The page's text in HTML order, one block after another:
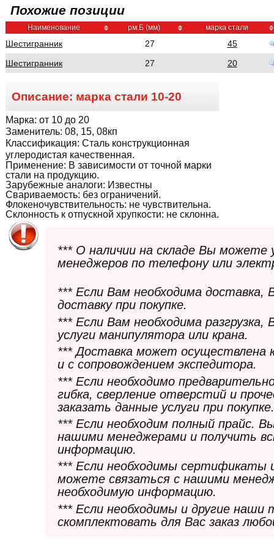
Похожие позиции
Наименование рм.Б (мм) марка стали
Шестигранник 27
45
Шестигранник
27 20
Описание: марка стали 10-20
Марка: от 10 до 20
Заменитель: 08, 15, 08кп
Классификация: Сталь конструкционная
углеродистая качественная.
Применение: В зависимости от точной марки
стали на продукцию.
Зарубежные аналоги: Известны
Свариваемость: без ограничений.
Флокеночувствительность: не чувствительна.
Склонность к отпускной хрупкости: не склонна.
*** О наличии на складе Вы можете
менеджеров по телефону или
*** Если Вам необходима
доставку при покупке.
*** Если Вам необходима
услуги манипулятора или крана.
*** Доставка может осуществлена
и с сопровождением экспедитора.
*** Если необходимо
гибка, сверление отверстий и
заказать данные услуги при покупке.
*** Если необходим полный прайс.
нашими менеджерами и получить
информацию.
*** Если необходимы сертификаты
можете связаться с нашими
необходимую информацию.
*** Если необходимы и другие
скомплектовать для Вас заказ